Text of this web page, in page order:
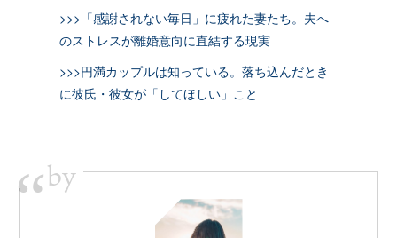
>>>「感謝されない毎日」に疲れた妻たち。夫へ
のストレスが離婚意向に直結する現実
>>>円満カップルは知っている。落ち込んだとき
に彼氏・彼女が「してほしい」こと
“by